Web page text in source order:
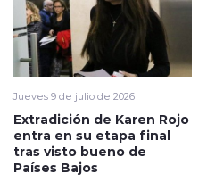
Jueves 9 de julio de 2026
Extradición de Karen Rojo
entra en su etapa final
tras visto bueno de
Países Bajos